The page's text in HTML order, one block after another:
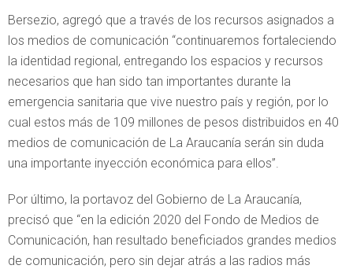
Bersezio, agregó que a través de los recursos asignados a
los medios de comunicación “continuaremos fortaleciendo
la identidad regional, entregando los espacios y recursos
necesarios que han sido tan importantes durante la
emergencia sanitaria que vive nuestro país y región, por lo
cual estos más de 109 millones de pesos distribuidos en 40
medios de comunicación de La Araucanía serán sin duda
una importante inyección económica para ellos”.
Por último, la portavoz del Gobierno de La Araucanía,
precisó que “en la edición 2020 del Fondo de Medios de
Comunicación, han resultado beneficiados grandes medios
de comunicación, pero sin dejar atrás a las radios más